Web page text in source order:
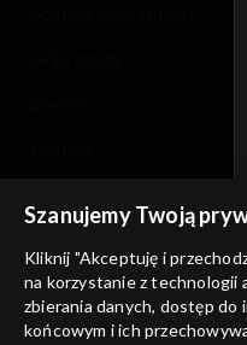
informacje o dostawcy
Szanujemy Twoją
Kliknij "Akceptuję i
na korzystanie z technologii
zbierania danych, dostęp do
końcowym i ich